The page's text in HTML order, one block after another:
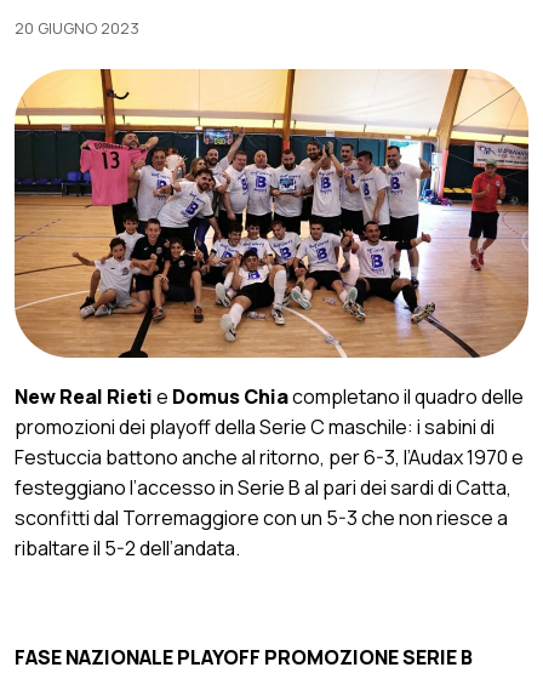
20 GIUGNO 2023
New Real Rietie Domus Chiacompletano il quadro delle
promozioni dei playoff della Serie C maschile: i sabini di
Festuccia battono anche al ritorno, per 6-3, l’Audax 1970 e
festeggiano l’accesso in Serie B al pari dei sardi di Catta,
sconfitti dal Torremaggiore con un 5-3 che non riesce a
ribaltare il 5-2 dell’andata.
FASE NAZIONALE PLAYOFF PROMOZIONE SERIE B